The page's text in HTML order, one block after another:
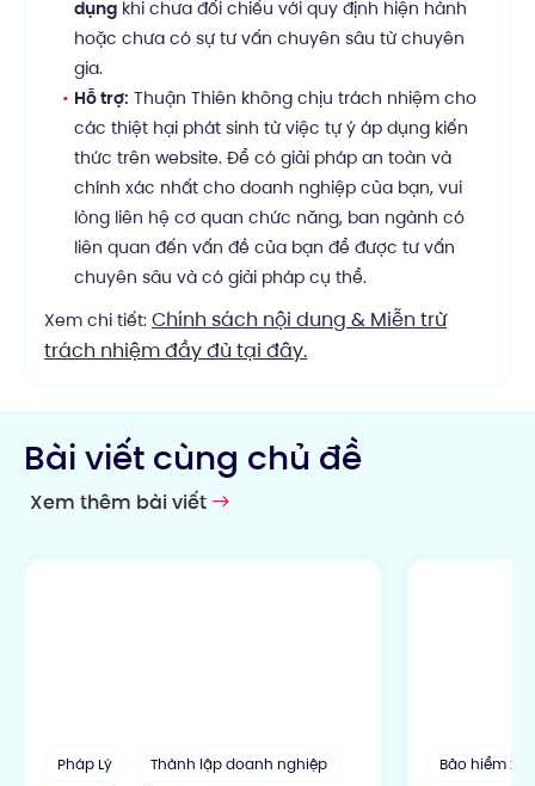
dụng khi chưa đối chiếu với quy định hiện hành
hoặc chưa có sự tư vấn chuyên sâu từ chuyên
gia.
Hỗ trợ: Thuận Thiên không chịu trách nhiệm cho
các thiệt hại phát sinh từ việc tự ý áp dụng kiến
thức trên website. Để có giải pháp an toàn và
chính xác nhất cho doanh nghiệp của bạn, vui
lòng liên hệ cơ quan chức năng, ban ngành có
liên quan đến vấn đề của bạn để được tư vấn
chuyên sâu và có giải pháp cụ thể.
Xem chi tiết: Chính sách nội dung & Miễn trừ
trách nhiệm đầy đủ tại đây.
Bài viết cùng chủ đề
Xem thêm bài viết
Pháp Lý Thành lập doanh nghiệp Bảo hiểm xã